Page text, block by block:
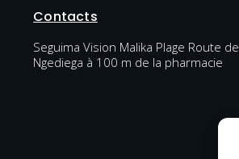
Contacts
Seguima Vision Malika Plage Route de
Ngediega à 100 m de la pharmacie